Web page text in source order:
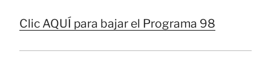
Clic AQUÍ para bajar el Programa 98